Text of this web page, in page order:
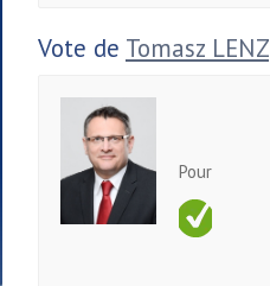
Vote de Tomasz LENZ
Pour